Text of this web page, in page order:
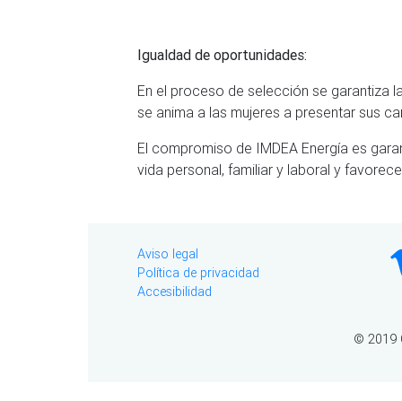
Igualdad de oportunidades:
En el proceso de selección se garantiza
se anima a las mujeres a presentar sus
El compromiso de IMDEA Energía es
vida personal, familiar y laboral y
Aviso legal
Política de privacidad
Accesibilidad
© 2019